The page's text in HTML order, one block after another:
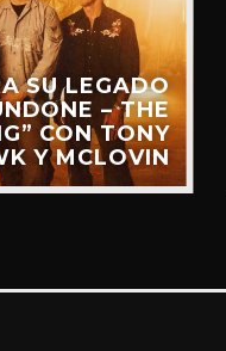
SU LEGADO
– THE
CON TONY
Y MCLOVIN